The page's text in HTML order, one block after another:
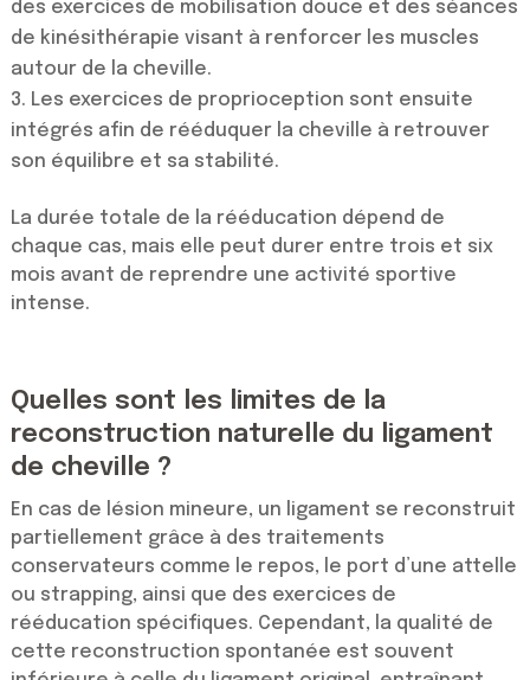
des exercices de mobilisation douce et des séances
de kinésithérapie visant à renforcer les muscles
autour de la cheville.
Les exercices de proprioception sont ensuite
intégrés afin de rééduquer la cheville à retrouver
son équilibre et sa stabilité.
La durée totale de la rééducation dépend de
chaque cas, mais elle peut durer entre trois et six
mois avant de reprendre une activité sportive
intense.
Quelles sont les limites de la
reconstruction naturelle du ligament
de cheville ?
En cas de lésion mineure, un ligament se reconstruit
partiellement grâce à des traitements
conservateurs comme le repos, le port d’une attelle
ou strapping, ainsi que des exercices de
rééducation spécifiques. Cependant, la qualité de
cette reconstruction spontanée est souvent